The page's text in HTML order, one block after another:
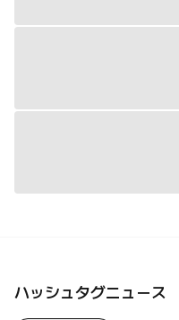
ハッシュタグニュース